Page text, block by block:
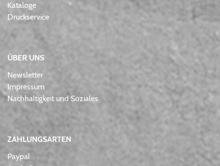
Kataloge
Druckservice
ÜBER UNS
Newsletter
Impressum
Nachhaltigkeit und Soziales
ZAHLUNGSARTEN
Paypal